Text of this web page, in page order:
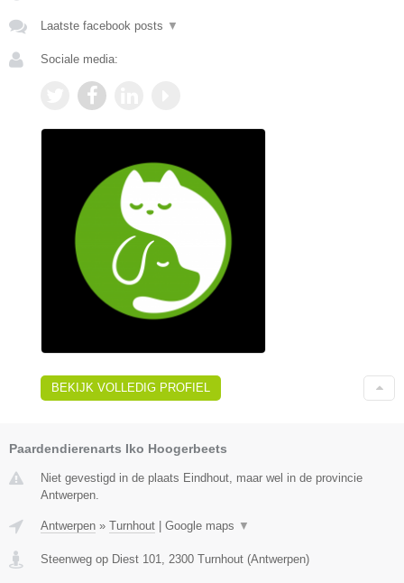
Laatste facebook posts ▼
Sociale media:
BEKIJK VOLLEDIG PROFIEL
Paardendierenarts Iko Hoogerbeets
Niet gevestigd in de plaats Eindhout, maar wel in de provincie
Antwerpen.
Antwerpen » Turnhout Google maps ▼
Steenweg op Diest 101 2300 Turnhout (Antwerpen)